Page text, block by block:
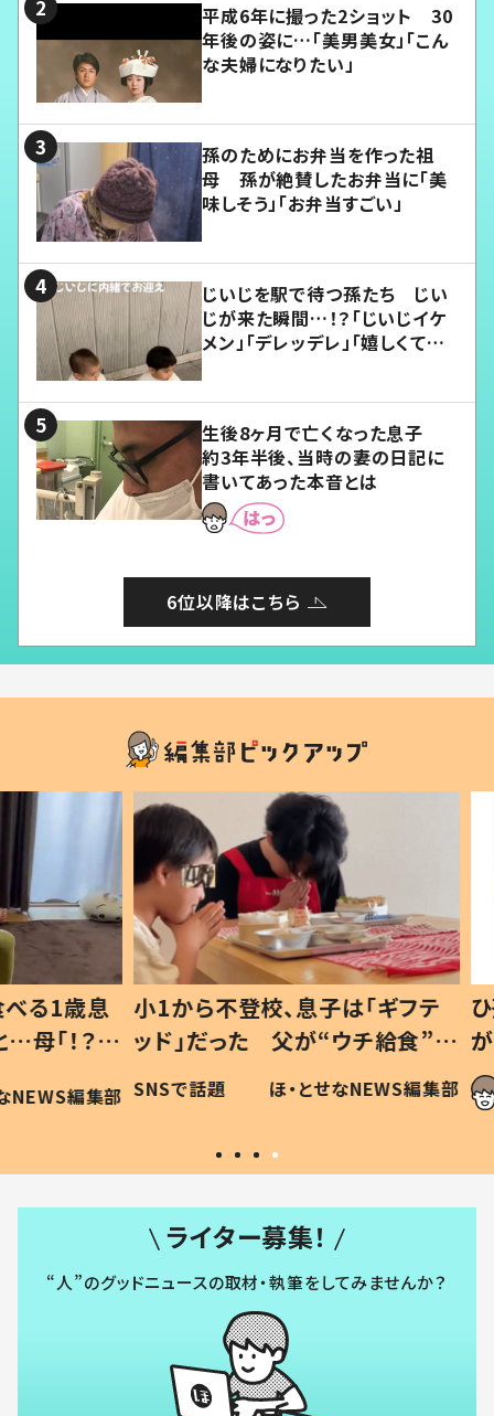
平成6年に撮った2ショット 30
年後の姿に…「美男美女」「こん
な夫婦になりたい」
孫のためにお弁当を作った祖
母 孫が絶賛したお弁当に「美
味しそう」「お弁当すごい」
じいじを駅で待つ孫たち じい
じが来た瞬間…！？「じいじイケ
メン」「デレッデレ」「嬉しくて可
生後8ヶ月で亡くなった息子
約3年半後、当時の妻の日記に
書いてあった本音とは
6位以降はこちら
歳息
？」
編集部
小1から不登校、息子は「ギフテ
ッド」だった 父が“ウチ給食”を
作り続ける理由とは #令和の親
#令和の子
SNSで話題 ほ・とせなNEWS編集部
ひ孫
が、
「涙が
い」
ライター募集！
“人”のグッドニュースの取材・執筆をしてみませんか？